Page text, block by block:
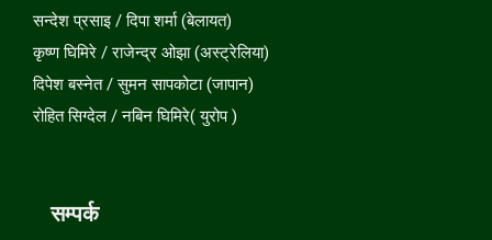
सन्देश प्रसाइ / दिपा शर्मा (बेलायत)
कृष्ण घिमिरे / राजेन्द्र ओझा (अस्ट्रेलिया)
दिपेश बस्नेत / सुमन सापकोटा (जापान)
रोहित सिग्देल / नबिन घिमिरे( युरोप )
सम्पर्क